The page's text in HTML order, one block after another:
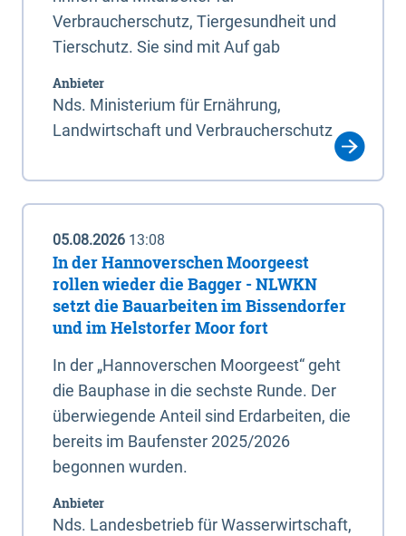
Verbraucherschutz, Tiergesundheit und
Tierschutz. Sie sind mit Auf gab
Anbieter
Nds. Ministerium für Ernährung,
Landwirtschaft und Verbraucherschutz
05.08.2026 13:08
In der Hannoverschen Moorgeest
rollen wieder die Bagger - NLWKN
setzt die Bauarbeiten im Bissendorfer
und im Helstorfer Moor fort
In der „Hannoverschen Moorgeest“ geht
die Bauphase in die sechste Runde. Der
überwiegende Anteil sind Erdarbeiten, die
bereits im Baufenster 2025/2026
begonnen wurden.
Anbieter
Nds. Landesbetrieb für Wasserwirtschaft,